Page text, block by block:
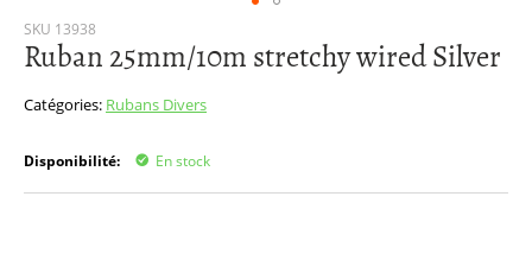
SKU 13938
Ruban 25mm/10m stretchy wired Silver
Catégories: Rubans Divers
Disponibilité: En stock
Passer
au
de
d’images